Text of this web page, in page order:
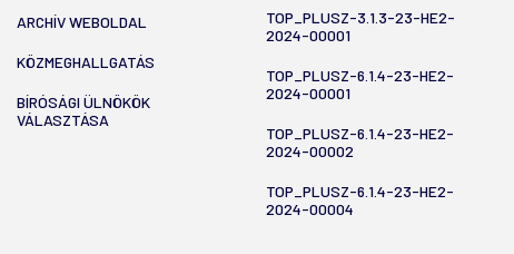
ARCHÍV WEBOLDAL
KÖZMEGHALLGATÁS
BÍRÓSÁGI ÜLNÖKÖK
VÁLASZTÁSA
TOP_PLUSZ-3.1.3-23-HE2-
2024-00001
TOP_PLUSZ-6.1.4-23-HE2-
2024-00001
TOP_PLUSZ-6.1.4-23-HE2-
2024-00002
TOP_PLUSZ-6.1.4-23-HE2-
2024-00004